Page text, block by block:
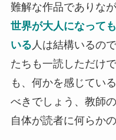
難解な作品でありな
世界が大人になって
いる 人は結構いるの
たちも一読しただけ
も、何かを感じてい
べきでしょう、教師
自体が読者に何らか